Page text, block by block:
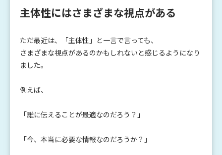
主体性にはさまざまな視点がある
ただ最近は、「主体性」と一言で言っても、
さまざまな視点があるのかもしれないと感じるようになり
ました。
例えば、
「誰に伝えることが最適なのだろう？」
「今、本当に必要な情報なのだろうか？」